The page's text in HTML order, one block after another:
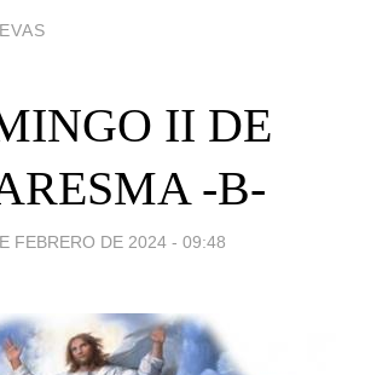
II DE
-B-
FEBRERO DE 2024 - 09:48